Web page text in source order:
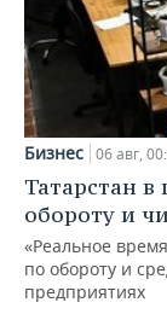
Бизнес 06 авг,
Татарстан в
обороту и
«Реальное
по обороту и
предприятиях